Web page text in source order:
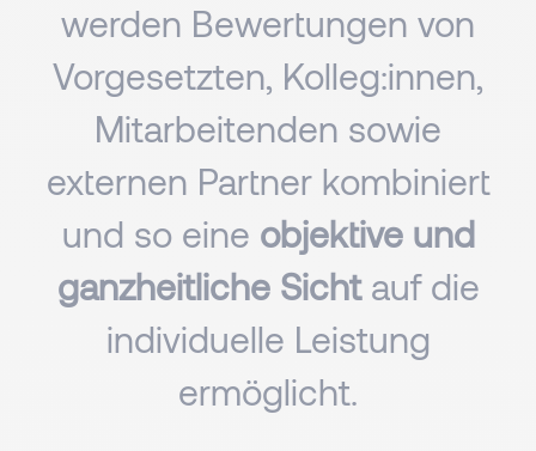
werden Bewertungen von
Vorgesetzten, Kolleg:innen,
Mitarbeitenden sowie
externen Partner kombiniert
und so eine objektive und
ganzheitliche Sicht auf die
individuelle Leistung
ermöglicht.